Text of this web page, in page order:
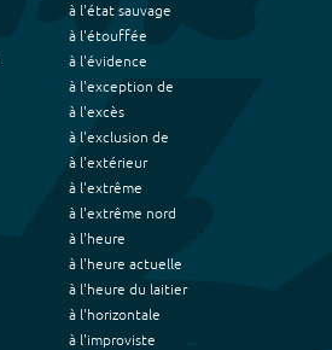
à l'état sauvage
à l'étouffée
à l'évidence
à l'exception de
à l'excès
à l'exclusion de
à l'extérieur
à l'extrême
à l'extrême nord
à l'heure
à l'heure actuelle
à l'heure du laitier
à l'horizontale
à l'improviste